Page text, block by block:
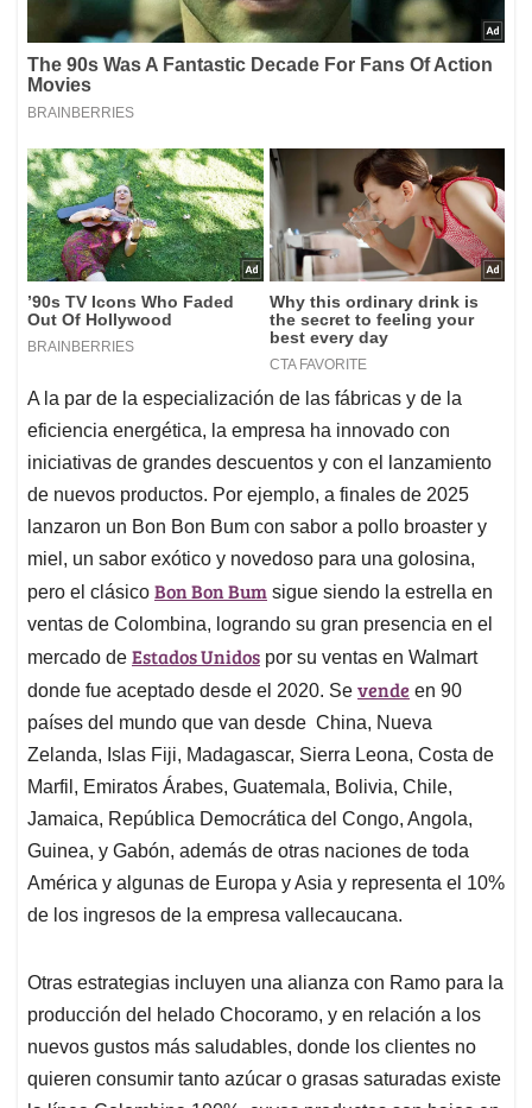
A la par de la especialización de las fábricas y de la
eficiencia energética, la empresa ha innovado con
iniciativas de grandes descuentos y con el lanzamiento
de nuevos productos. Por ejemplo, a finales de 2025
lanzaron un Bon Bon Bum con sabor a pollo broaster y
miel, un sabor exótico y novedoso para una golosina,
pero el clásico Bon Bon Bum sigue siendo la estrella en
ventas de Colombina, logrando su gran presencia en el
mercado de Estados Unidos por su ventas en Walmart
donde fue aceptado desde el 2020. Se vende en 90
países del mundo que van desde China, Nueva
Zelanda, Islas Fiji, Madagascar, Sierra Leona, Costa de
Marfil, Emiratos Árabes, Guatemala, Bolivia, Chile,
Jamaica, República Democrática del Congo, Angola,
Guinea, y Gabón, además de otras naciones de toda
América y algunas de Europa y Asia y representa el 10%
de los ingresos de la empresa vallecaucana.
Otras estrategias incluyen una alianza con Ramo para la
producción del helado Chocoramo, y en relación a los
nuevos gustos más saludables, donde los clientes no
quieren consumir tanto azúcar o grasas saturadas existe